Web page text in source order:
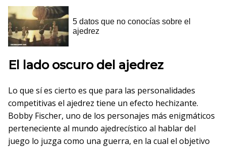
El lado oscuro del ajedrez
Lo que sí es cierto es que para las personalidades
competitivas el ajedrez tiene un efecto hechizante.
Bobby Fischer, uno de los personajes más enigmáticos
perteneciente al mundo ajedrecístico al hablar del
juego lo juzga como una guerra, en la cual el objetivo